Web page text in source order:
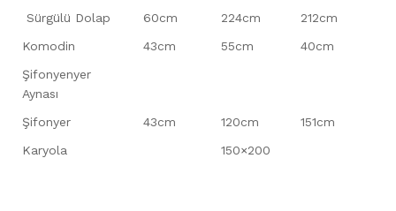
Sürgülü Dolap
60cm 224cm
212cm
Komodin
43cm 55cm
40cm
Şifonyenyer
Aynası
Şifonyer
43cm 120cm
151cm
Karyola
150×200